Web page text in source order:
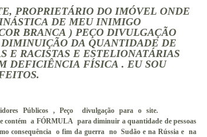
PROPRIETÁRIO DO IMÓVEL ONDE
DE MEU INIMIGO
BRANCA ) PEÇO DIVULGAÇÃO
DA QUANTIDADE DE
E RACISTAS E ESTELIONATÁRIAS
DEFICIÊNCIA FÍSICA . EU SOU
Públicos , Peço divulgação para o site.
a FÓRMULA para diminuir a quantidade de pessoas
consequência o fim da guerra no Sudão e na Rússia e na